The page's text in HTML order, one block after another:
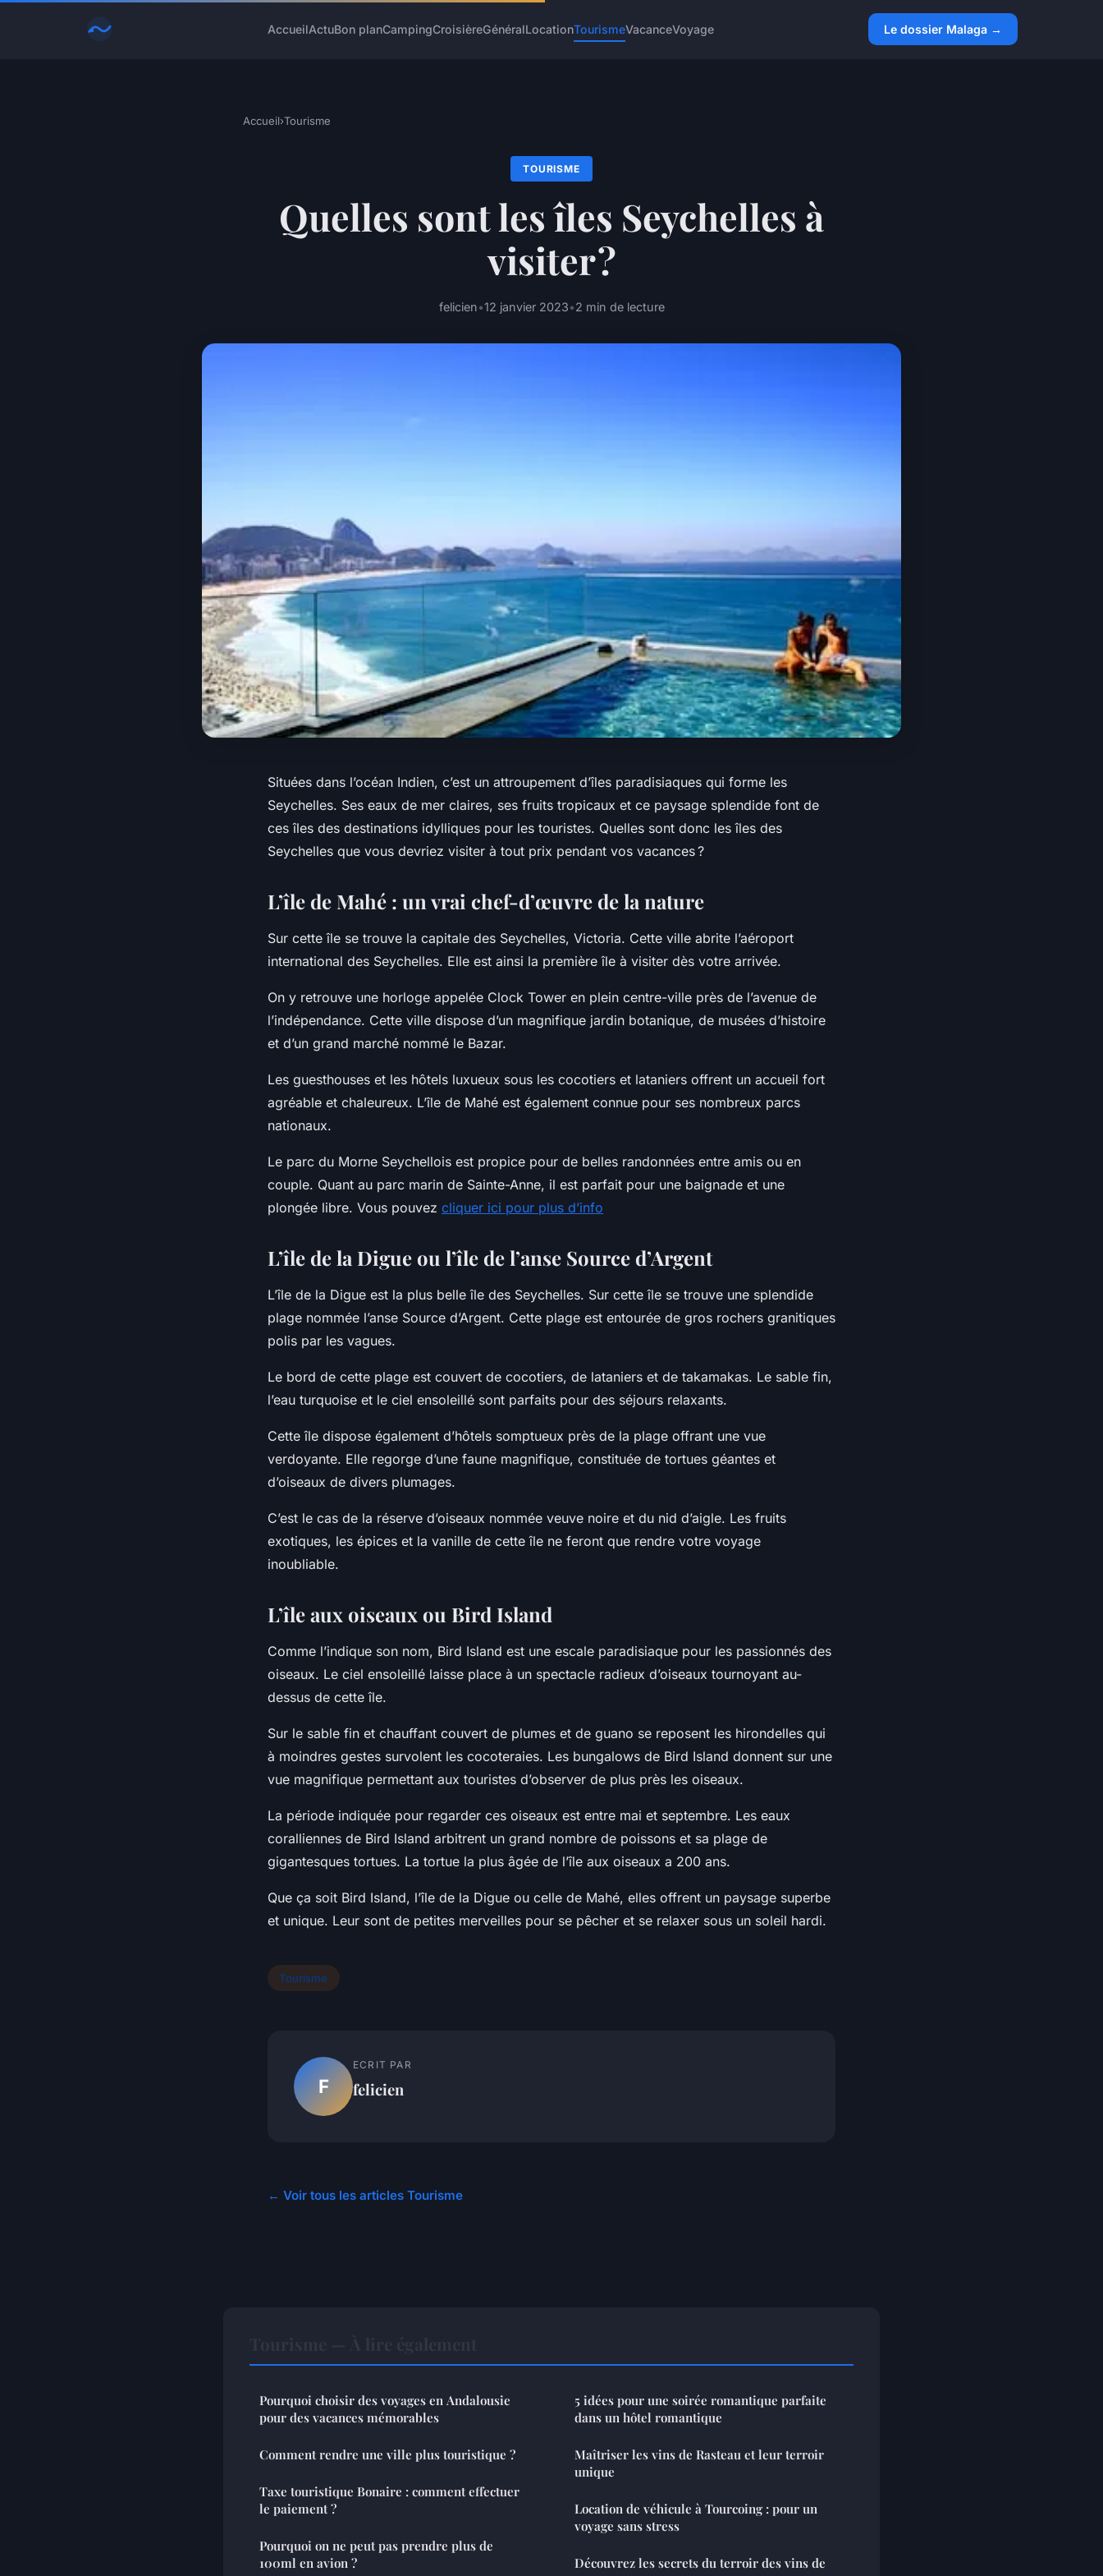
AccueilActuBon planCampingCroisièreGénéralLocationTourismeVacanceVoyage Le dossier Malaga →
Accueil›Tourisme
TOURISME
Quelles sont les îles Seychelles à
visiter ?
felicien•12 janvier 2023•2 min de lecture
Situées dans l’océan Indien, c’est un attroupement d’îles paradisiaques qui forme les
Seychelles. Ses eaux de mer claires, ses fruits tropicaux et ce paysage splendide font de
ces îles des destinations idylliques pour les touristes. Quelles sont donc les îles des
Seychelles que vous devriez visiter à tout prix pendant vos vacances ?
L’île de Mahé : un vrai chef-d’œuvre de la nature
Sur cette île se trouve la capitale des Seychelles, Victoria. Cette ville abrite l’aéroport
international des Seychelles. Elle est ainsi la première île à visiter dès votre arrivée.
On y retrouve une horloge appelée Clock Tower en plein centre-ville près de l’avenue de
l’indépendance. Cette ville dispose d’un magnifique jardin botanique, de musées d’histoire
et d’un grand marché nommé le Bazar.
Les guesthouses et les hôtels luxueux sous les cocotiers et lataniers offrent un accueil fort
agréable et chaleureux. L’île de Mahé est également connue pour ses nombreux parcs
nationaux.
Le parc du Morne Seychellois est propice pour de belles randonnées entre amis ou en
couple. Quant au parc marin de Sainte-Anne, il est parfait pour une baignade et une
plongée libre. Vous pouvez cliquer ici pour plus d’info
L’île de la Digue ou l’île de l’anse Source d’Argent
L’île de la Digue est la plus belle île des Seychelles. Sur cette île se trouve une splendide
plage nommée l’anse Source d’Argent. Cette plage est entourée de gros rochers granitiques
polis par les vagues.
Le bord de cette plage est couvert de cocotiers, de lataniers et de takamakas. Le sable fin,
l’eau turquoise et le ciel ensoleillé sont parfaits pour des séjours relaxants.
Cette île dispose également d’hôtels somptueux près de la plage offrant une vue
verdoyante. Elle regorge d’une faune magnifique, constituée de tortues géantes et
d’oiseaux de divers plumages.
C’est le cas de la réserve d’oiseaux nommée veuve noire et du nid d’aigle. Les fruits
exotiques, les épices et la vanille de cette île ne feront que rendre votre voyage
inoubliable.
L’île aux oiseaux ou Bird Island
Comme l’indique son nom, Bird Island est une escale paradisiaque pour les passionnés des
oiseaux. Le ciel ensoleillé laisse place à un spectacle radieux d’oiseaux tournoyant au-
dessus de cette île.
Sur le sable fin et chauffant couvert de plumes et de guano se reposent les hirondelles qui
à moindres gestes survolent les cocoteraies. Les bungalows de Bird Island donnent sur une
vue magnifique permettant aux touristes d’observer de plus près les oiseaux.
La période indiquée pour regarder ces oiseaux est entre mai et septembre. Les eaux
coralliennes de Bird Island arbitrent un grand nombre de poissons et sa plage de
gigantesques tortues. La tortue la plus âgée de l’île aux oiseaux a 200 ans.
Que ça soit Bird Island, l’île de la Digue ou celle de Mahé, elles offrent un paysage superbe
et unique. Leur sont de petites merveilles pour se pêcher et se relaxer sous un soleil hardi.
Tourisme
F
ECRIT PAR
felicien
← Voir tous les articles Tourisme
Pourquoi choisir des voyages en Andalousie
pour des vacances mémorables
Comment rendre une ville plus touristique ?
Taxe touristique Bonaire : comment effectuer
le paiement ?
Pourquoi on ne peut pas prendre plus de
100ml en avion ?
5 idées pour une soirée romantique parfaite
dans un hôtel romantique
Maîtriser les vins de Rasteau et leur terroir
unique
Location de véhicule à Tourcoing : pour un
voyage sans stress
Découvrez les secrets du terroir des vins de